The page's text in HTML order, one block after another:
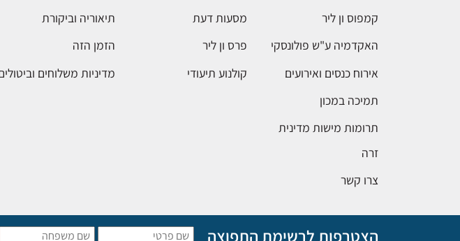
קמפוס ון ליר
האקדמיה ע"ש פולונסקי
אירוח כנסים ואירועים
תמיכה במכון
תרומות מישות מדינית
זרה
צרו קשר
מסעות דעת
פרס ון ליר
קולנוע תיעודי
תיאוריה וביקורת
הזמן הזה
מדיניות משלוחים
הצטרפות לרשימת התפוצה